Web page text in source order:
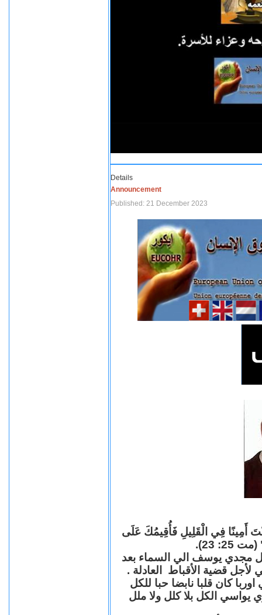
Details
Announcement
Published: 21 December 2023
أَمِينًا فِي الْقَلِيلِ فَأُقِيمُكَ عَلَى
23).
مجدي يوسف الي السماء بعد
قضية الأقباط العادلة .
كان قلبا نابضا حبا للكل
يواسي الكل بلا كلل ولا ملل